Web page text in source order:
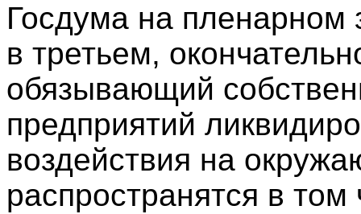
Госдума на пленарном
в третьем,
обязывающий
предприятий
воздействия на
распространятся в